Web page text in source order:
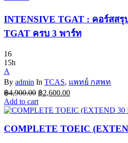
INTENSIVE TGAT : คอร์สสรุ
TGAT ครบ 3 พาร์ท
16
15h
A
By admin In TCAS, แพทย์ กสพท
฿4,900.00 Original
price
was:
฿2,600.00Current
is:
Add to cart
COMPLETE TOEIC